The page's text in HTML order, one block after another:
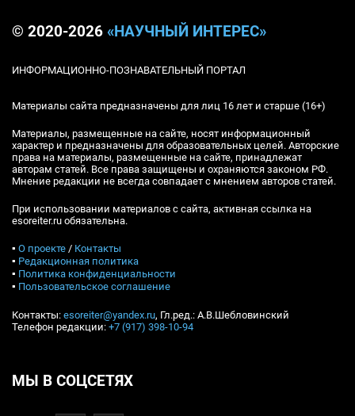
© 2020-2026 «НАУЧНЫЙ ИНТЕРЕС»
ИНФОРМАЦИОННО-ПОЗНАВАТЕЛЬНЫЙ ПОРТАЛ
Материалы сайта предназначены для лиц 16 лет и старше (16+)
Материалы, размещенные на сайте, носят информационный
характер и предназначены для образовательных целей. Авторские
права на материалы, размещенные на сайте, принадлежат
авторам статей. Все права защищены и охраняются законом РФ.
Мнение редакции не всегда совпадает с мнением авторов статей.
При использовании материалов с сайта, активная ссылка на
esoreiter.ru обязательна.
▪ О проекте / Контакты
▪ Редакционная политика
▪ Политика конфиденциальности
▪ Пользовательское соглашение
Контакты: esoreiter@yandex.ru, Гл.ред.: А.В.Шебловинский
Телефон редакции: +7 (917) 398-10-94
МЫ В СОЦСЕТЯХ